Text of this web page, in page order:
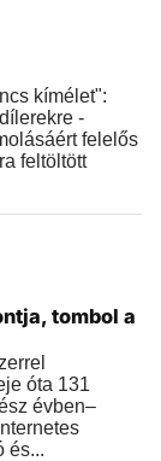
kímélet":
-
felelős
feltöltött
tombol a
óta 131
évben–
és...